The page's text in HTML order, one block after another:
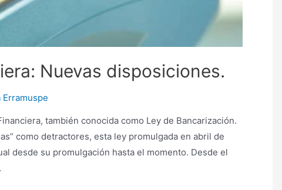
Nuevas disposiciones.
Erramuspe
también conocida como Ley de Bancarización.
como detractores, esta ley promulgada en abril de
desde su promulgación hasta el momento. Desde el